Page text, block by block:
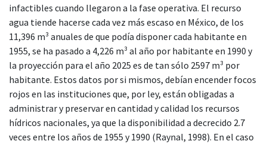
infactibles cuando llegaron a la fase operativa. El recurso
agua tiende hacerse cada vez más escaso en México, de los
11,396 m³ anuales de que podía disponer cada habitante en
1955, se ha pasado a 4,226 m³ al año por habitante en 1990 y
la proyección para el año 2025 es de tan sólo 2597 m³ por
habitante. Estos datos por si mismos, debían encender focos
rojos en las instituciones que, por ley, están obligadas a
administrar y preservar en cantidad y calidad los recursos
hídricos nacionales, ya que la disponibilidad a decrecido 2.7
veces entre los años de 1955 y 1990 (Raynal, 1998). En el caso